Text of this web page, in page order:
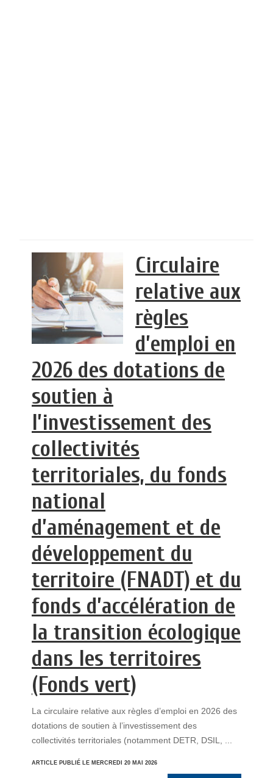
Circulaire
relative aux
règles
d’emploi en
2026 des dotations de
soutien à
l’investissement des
collectivités
territoriales, du fonds
national
d’aménagement et de
développement du
territoire (FNADT) et du
fonds d’accélération de
la transition écologique
dans les territoires
(Fonds vert)
La circulaire relative aux règles d’emploi en 2026 des
dotations de soutien à l’investissement des
collectivités territoriales (notamment DETR, DSIL, ...
ARTICLE PUBLIÉ LE MERCREDI 20 MAI 2026